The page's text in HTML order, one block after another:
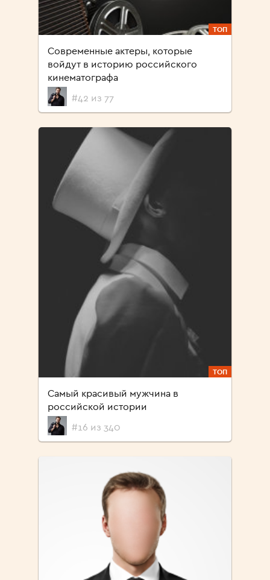
ТОП
Современные актеры, которые
войдут в историю российского
кинематографа
#42 из 77
ТОП
Самый красивый мужчина в
российской истории
#16 из 340